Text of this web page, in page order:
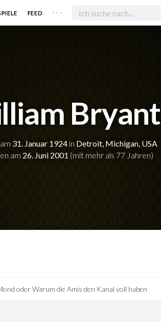
FEED . . .
Bryant
31. Januar 1924in Detroit, Michigan, USA
am 26. Juni 2001 (mit mehr als 77 Jahren)
oder Warum die Amis den Kanal voll haben